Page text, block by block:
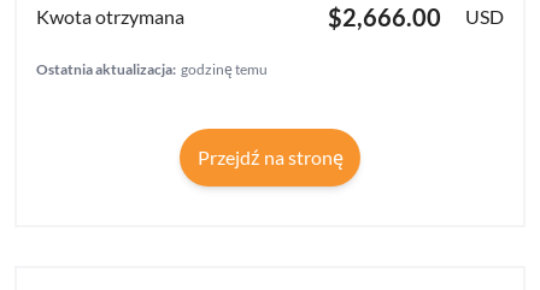
$2,666.00 USD
Ostatnia aktualizacja: godzinę temu
Przejdź na stronę